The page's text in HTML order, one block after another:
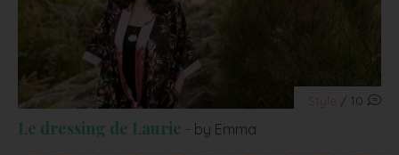
/ 10
Le dressing de Laurie - by Emma